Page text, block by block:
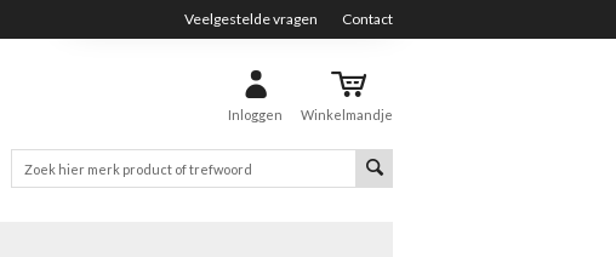
Veelgestelde vragen Contact
Inloggen Winkelmandje